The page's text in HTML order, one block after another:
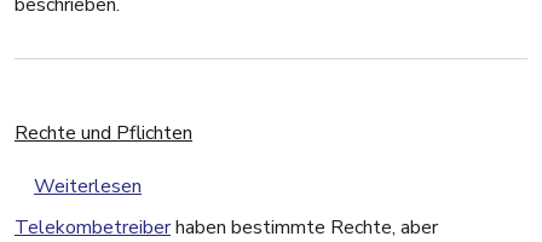
Rechte und Pflichten
Weiterlesen
Telekombetreiberhaben bestimmte Rechte, aber